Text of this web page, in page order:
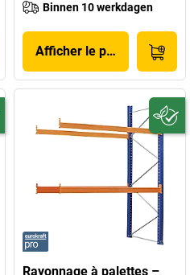
Binnen 10 werkdagen
Afficher le produit
Rayonnage à palettes –